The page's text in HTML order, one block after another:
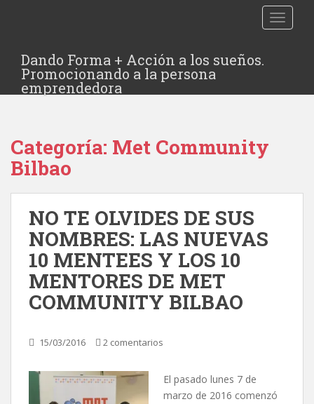
Dando Forma + Acción a los sueños.
Promocionando a la persona
emprendedora
Categoría: Met Community
Bilbao
NO TE OLVIDES DE SUS
NOMBRES: LAS NUEVAS
10 MENTEES Y LOS 10
MENTORES DE MET
COMMUNITY BILBAO
15/03/2016 2 comentarios
El pasado lunes 7 de
marzo de 2016 comenzó